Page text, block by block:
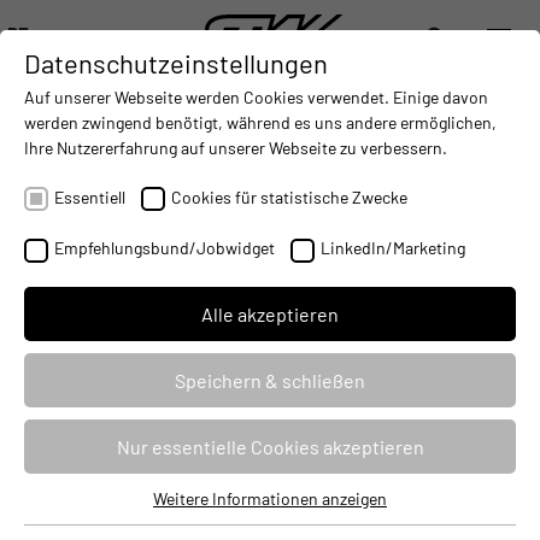
DE
DEUTSCH (DE)
ENGLISH (EN)
中文 (ZH)
DIGITALISIERUNG - CONNECTING THE WORLD OF MOBILE MACHINES
AUTOMATISIERUNG - IMPROVING MOBILE MACHINES
INTEGRATION
11.08.2022
Datenschutzeinstellungen
Auf unserer Webseite werden Cookies verwendet. Einige davon
werden zwingend benötigt, während es uns andere ermöglichen,
Ihre Nutzererfahrung auf unserer Webseite zu verbessern.
Essentiell Cookies für statistische Zwecke
Empfehlungsbund/Jobwidget LinkedIn/Marketing
Alle akzeptieren
Speichern & schließen
Nur essentielle Cookies akzeptieren
Weitere Informationen anzeigen